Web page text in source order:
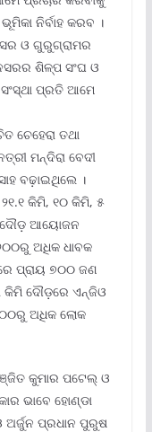
ନିର୍ବାହ କରବ ।
ଓ ଗୁରୁଗ୍ରାମର
ଶିଳ୍ପ ସଂଘ ଓ
ପ୍ରତି ଆମେ
ଚେହେରା ତଥା
ମନ୍ଦିରା ବେଦୀ
ବଢ଼ାଇଥିଲେ ।
କିମି, ୧୦ କିମି, ୫
ଦୌଡ଼ ଆୟୋଜନ
ଅଧିକ ଧାବକ
ପ୍ରାୟ ୭୦୦ ଜଣ
ଦୌଡ଼ରେ ଏନ୍‌ଜିଓ
ଅଧିକ ଲୋକ
କୁମାର ପଟେଲ୍ ଓ
ଭାବେ ହୋଣ୍ଡା
ପ୍ରଧାନ ପୁରୁଷ